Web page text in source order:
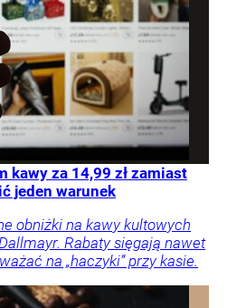
kawy za 14,99 zł zamiast
jeden warunek
obniżki na kawy kultowych
Rabaty sięgają nawet
na „haczyki” przy kasie.